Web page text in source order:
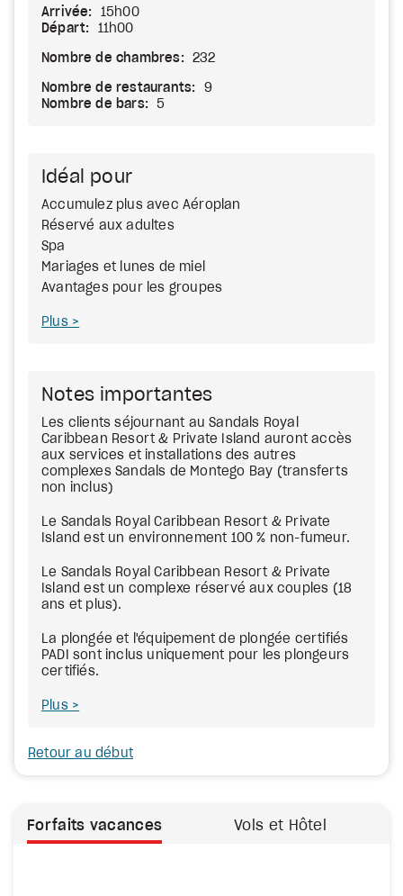
Arrivée:
15h00
Départ:
11h00
Nombre de chambres: 232
Nombre de restaurants:
9
Nombre de bars:
5
Idéal pour
Accumulez plus avec Aéroplan
Réservé aux adultes
Spa
Mariages et lunes de miel
Avantages pour les groupes
Plus
Notes importantes
Les clients séjournant au Sandals Royal
Caribbean Resort & Private Island auront accès
aux services et installations des autres
complexes Sandals de Montego Bay (transferts
non inclus)
Le Sandals Royal Caribbean Resort & Private
Island est un environnement 100 % non-fumeur.
Le Sandals Royal Caribbean Resort & Private
Island est un complexe réservé aux couples (18
ans et plus).
La plongée et l'équipement de plongée certifiés
PADI sont inclus uniquement pour les plongeurs
certifiés.
Plus
Retour au début
Forfaits vacances Vols et Hôtel